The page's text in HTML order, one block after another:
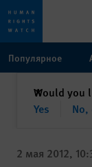
toto
content
Популярное
Would you
Yes
✕закрыть
2 мая 2012,